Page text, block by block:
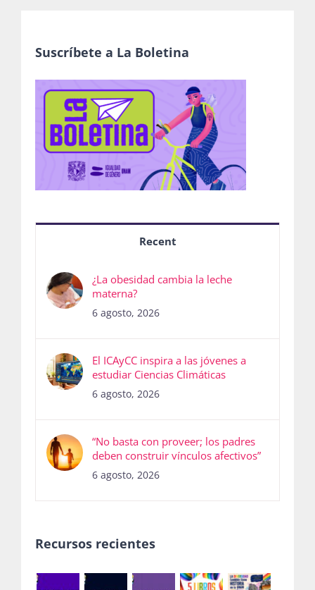
Suscríbete a La Boletina
Recent
¿La obesidad cambia la leche
materna?
6 agosto, 2026
El ICAyCC inspira a las jóvenes a
estudiar Ciencias Climáticas
6 agosto, 2026
“No basta con proveer; los padres
deben construir vínculos afectivos”
6 agosto, 2026
Recursos recientes